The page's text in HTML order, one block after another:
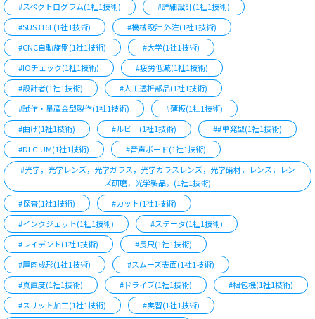
#スペクトログラム(1社1技術)
#詳細設計(1社1技術)
#SUS316L(1社1技術)
#機械設計 外注(1社1技術)
#CNC自動旋盤(1社1技術)
#大学(1社1技術)
#IOチェック(1社1技術)
#疲労低減(1社1技術)
#設計者(1社1技術)
#人工透析部品(1社1技術)
#試作・量産金型製作(1社1技術)
#薄板(1社1技術)
#曲げ(1社1技術)
#ルビー(1社1技術)
##単発型(1社1技術)
#DLC-UM(1社1技術)
#音声ボード(1社1技術)
#光学，光学レンズ，光学ガラス，光学ガラスレンズ，光学硝材，レンズ，レン
ズ研磨，光学製品，(1社1技術)
#探査(1社1技術)
#カット(1社1技術)
#インクジェット(1社1技術)
#ステータ(1社1技術)
#レイデント(1社1技術)
#長尺(1社1技術)
#厚肉成形(1社1技術)
#スムーズ表面(1社1技術)
#真直度(1社1技術)
#ドライブ(1社1技術)
#梱包機(1社1技術)
#スリット加工(1社1技術)
#実習(1社1技術)